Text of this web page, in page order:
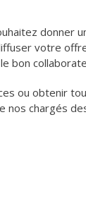
donner
votre
bon
ou obtenir
nos chargés